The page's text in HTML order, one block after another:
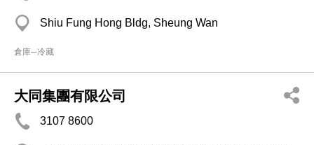
Shiu Fung Hong Bldg, Sheung Wan
倉庫─冷藏
大同集團有限公司
3107 8600